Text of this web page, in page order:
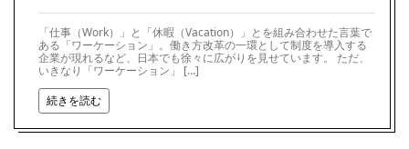
「仕事（Work）」と「休暇（Vacation）」とを組み合わせた言葉で
ある「ワーケーション」。働き方改革の一環として制度を導入する
企業が現れるなど、日本でも徐々に広がりを見せています。 ただ、
いきなり「ワーケーション」 […]
続きを読む